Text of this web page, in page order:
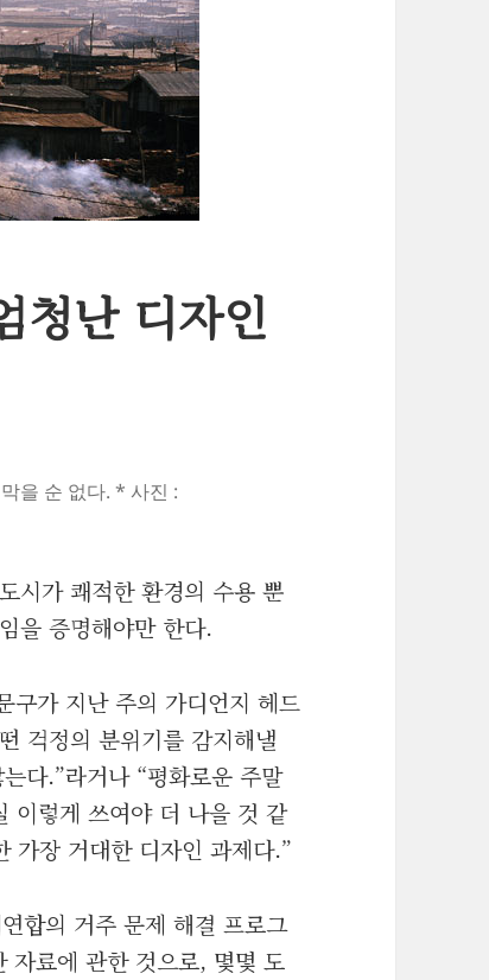
청난 디자인
을 순 없다. * 사진 :
시가 쾌적한 환경의 수용 뿐
을 증명해야만 한다.
구가 지난 주의 가디언지 헤드
걱정의 분위기를 감지해낼
다.”라거나 “평화로운 주말
이렇게 쓰여야 더 나을 것 같
가장 거대한 디자인 과제다.”
합의 거주 문제 해결 프로그
자료에 관한 것으로, 몇몇 도